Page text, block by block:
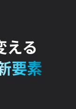
える
要素